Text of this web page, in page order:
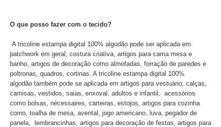
O que posso fazer com o tecido?
A tricoline estampa digital 100% algodão pode ser aplicada em
patchwork em geral, costura criativa, artigos para cama mesa e
banho, artigos de decoração como almofadas, forração de paredes e
poltronas, quadros, cortinas. A tricoline estampa digital 100%
algodão também pode se aplicada em artigos para vestuário, calças,
camisas, vestidos, saias, enxoval, adultos e infantil, acessórios
como bolsas, nécessaires, carteiras, estojos, artigos para cozinha
como, toalha de mesa, avental, jogo americano, luva, pegador de
panela, lembrancinhas, artigos para decoração de festas, artigos para